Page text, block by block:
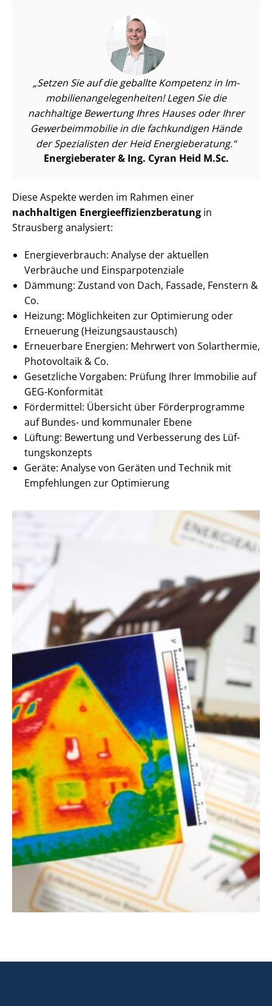
Setzen Sie auf die geballte Kompetenz in Im­
mo­bi­li­en­an­ge­le­gen­hei­ten! Legen Sie die
nachhaltige Bewertung Ihres Hauses oder Ihrer
Ge­wer­be­im­mo­bi­lie in die fachkundigen Hände
der Spezialisten der Heid Energieberatung.
Energieberater & Ing. Cyran Heid M.Sc.
Diese Aspekte werden im Rahmen einer
nachhaltigen En­er­gie­ef­fi­zi­enz­be­ra­tung in
Strausberg analysiert:
En­er­gie­ver­brauch: Analyse der aktuellen
Verbräuche und Ein­spar­po­ten­zia­le
Dämmung: Zustand von Dach, Fassade, Fenstern &
Co.
Heizung: Möglichkeiten zur Optimierung oder
Erneuerung (Hei­zungs­aus­tausch)
Erneuerbare Energien: Mehrwert von Solarthermie,
Photovoltaik & Co.
Gesetzliche Vorgaben: Prüfung Ihrer Immobilie auf
GEG-Konformität
Fördermittel: Übersicht über Förderprogramme
auf Bundes- und kommunaler Ebene
Lüftung: Bewertung und Verbesserung des Lüf­
tungs­kon­zepts
Geräte: Analyse von Geräten und Technik mit
Empfehlungen zur Optimierung